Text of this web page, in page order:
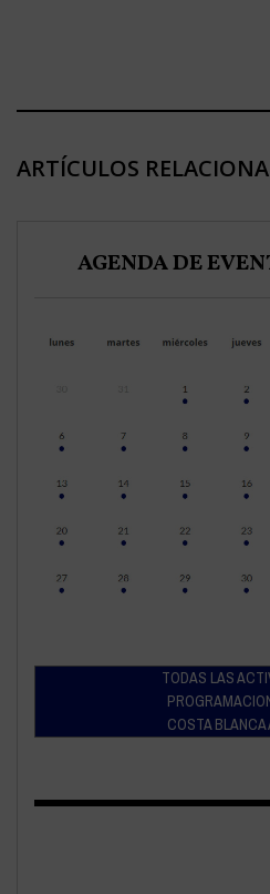
ARTÍCULOS
AGENDA DE
TODAS LAS
COSTA BLANCA